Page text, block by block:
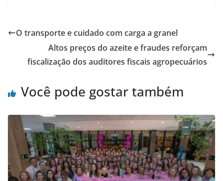
O transporte e cuidado com carga a granel
Altos preços do azeite e fraudes reforçam
fiscalização dos auditores fiscais agropecuários
Você pode gostar também